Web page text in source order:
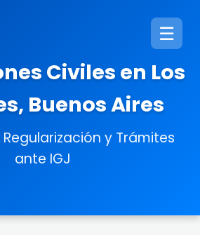
☰
Civiles en Los
Buenos Aires
y Trámites
ante IGJ